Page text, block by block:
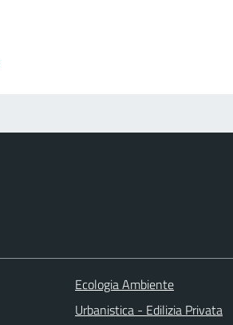
Ecologia Ambiente
Urbanistica - Edilizia Privata